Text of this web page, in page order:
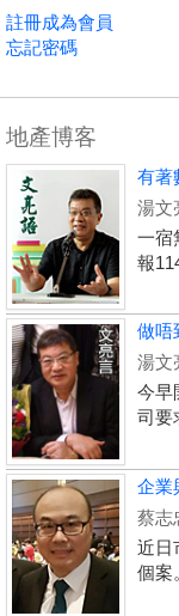
註冊成為會員
忘記密碼
地產博客
有著
湯文
一宿
報
做唔
湯文
今早
司要
企業
蔡志
近日
個案